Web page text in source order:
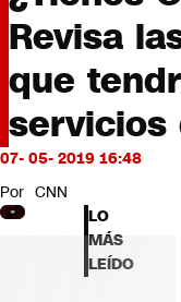
Programas
Cultura
Servicios
Bits
CNN Data
CNN tiempo
Futuro 360
Revisa
que
servicios
07- 05- 2019 16:48
Por CNN
LO
MÁS
LEÍDO